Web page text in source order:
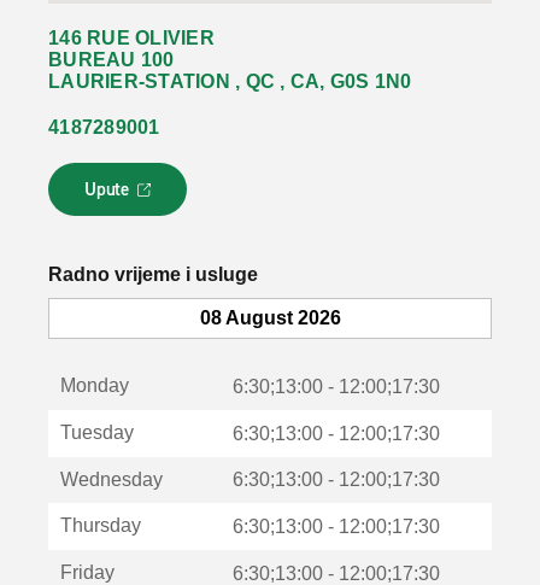
146 RUE OLIVIER
BUREAU 100
LAURIER-STATION , QC , CA, G0S 1N0
4187289001
Upute
L
i
k
o
u
Radno vrijeme i usluge
08 August 2026
Monday 6:30;13:00 - 12:00;17:30
Tuesday 6:30;13:00 - 12:00;17:30
Wednesday 6:30;13:00 - 12:00;17:30
Thursday 6:30;13:00 - 12:00;17:30
Friday 6:30;13:00 - 12:00;17:30